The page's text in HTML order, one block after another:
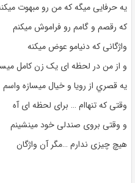
یه حرفایی میگه که من رو مبهوت
که رقصم و گامم رو فراموش میکنم
واژگانی که دنیامو عوض میکنه
و از من در لحظه ای یک زن کامل
یه قصري از رویا و خیال میسازه واسم
وقتی که تنهاام … برای لحظه ای آه
و وقتی بروی صندلی خود مینشینم
هیچ چیزی ندارم …مگر آن واژگان